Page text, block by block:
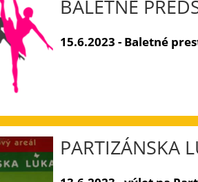
BALETNÉ
15.6.2023 - Baletné
PARTIZÁNSKA